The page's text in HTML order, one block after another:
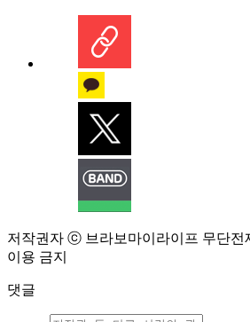
저작권자 ⓒ 브라보마이라이프 무단전
이용 금지
댓글